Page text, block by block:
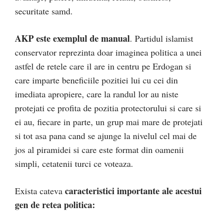
securitate samd.
AKP este exemplul de manual. Partidul islamist
conservator reprezinta doar imaginea politica a unei
astfel de retele care il are in centru pe Erdogan si
care imparte beneficiile pozitiei lui cu cei din
imediata apropiere, care la randul lor au niste
protejati ce profita de pozitia protectorului si care si
ei au, fiecare in parte, un grup mai mare de protejati
si tot asa pana cand se ajunge la nivelul cel mai de
jos al piramidei si care este format din oamenii
simpli, cetatenii turci ce voteaza.
Exista cateva caracteristici importante ale acestui
gen de retea politica: